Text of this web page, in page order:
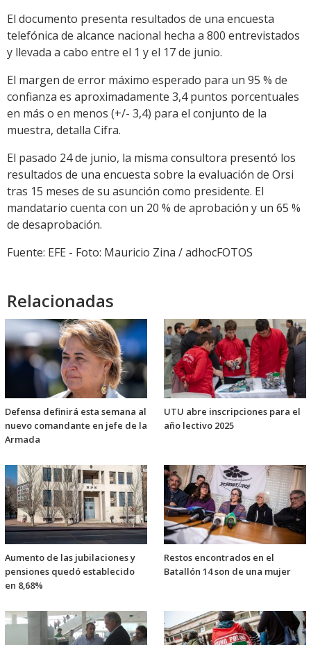
El documento presenta resultados de una encuesta
telefónica de alcance nacional hecha a 800 entrevistados
y llevada a cabo entre el 1 y el 17 de junio.
El margen de error máximo esperado para un 95 % de
confianza es aproximadamente 3,4 puntos porcentuales
en más o en menos (+/- 3,4) para el conjunto de la
muestra, detalla Cifra.
El pasado 24 de junio, la misma consultora presentó los
resultados de una encuesta sobre la evaluación de Orsi
tras 15 meses de su asunción como presidente. El
mandatario cuenta con un 20 % de aprobación y un 65 %
de desaprobación.
Fuente: EFE - Foto: Mauricio Zina / adhocFOTOS
Relacionadas
Defensa definirá esta semana al
nuevo comandante en jefe de la
Armada
UTU abre inscripciones para el
año lectivo 2025
Aumento de las jubilaciones y
pensiones quedó establecido
en 8,68%
Restos encontrados en el
Batallón 14 son de una mujer